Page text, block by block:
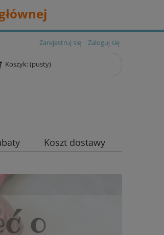
Zarejestruj się Zaloguj się
Koszyk:(pusty)
Koszt dostawy